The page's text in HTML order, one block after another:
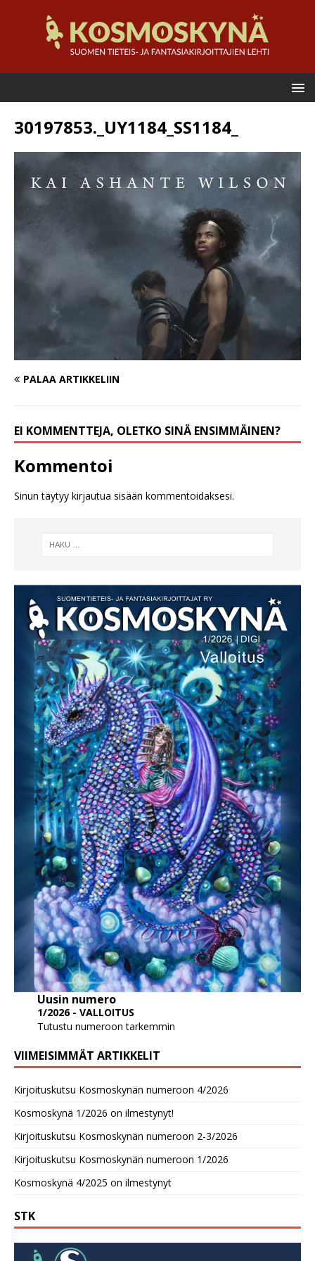
30197853._UY1184_SS1184_
PALAA ARTIKKELIIN
EI KOMMENTTEJA, OLETKO SINÄ ENSIMMÄINEN?
Kommentoi
Sinun täytyy kirjautua sisään kommentoidaksesi.
Uusin numero
1/2026 - VALLOITUS
Tutustu numeroon tarkemmin
VIIMEISIMMÄT ARTIKKELIT
Kirjoituskutsu Kosmoskynän numeroon 4/2026
Kosmoskynä 1/2026 on ilmestynyt!
Kirjoituskutsu Kosmoskynän numeroon 2-3/2026
Kirjoituskutsu Kosmoskynän numeroon 1/2026
Kosmoskynä 4/2025 on ilmestynyt
STK